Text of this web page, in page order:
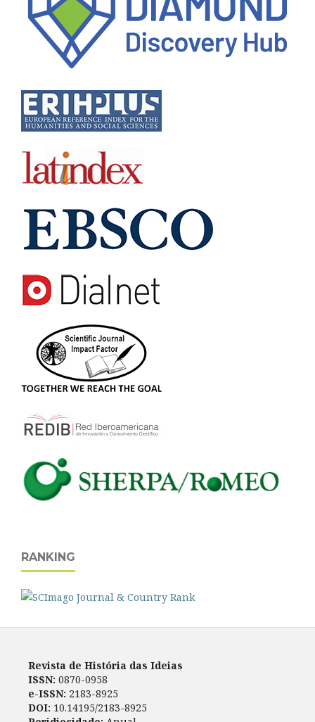
RANKING
Revista de História das Ideias
ISSN: 0870-0958
e-ISSN: 2183-8925
DOI: 10.14195/2183-8925